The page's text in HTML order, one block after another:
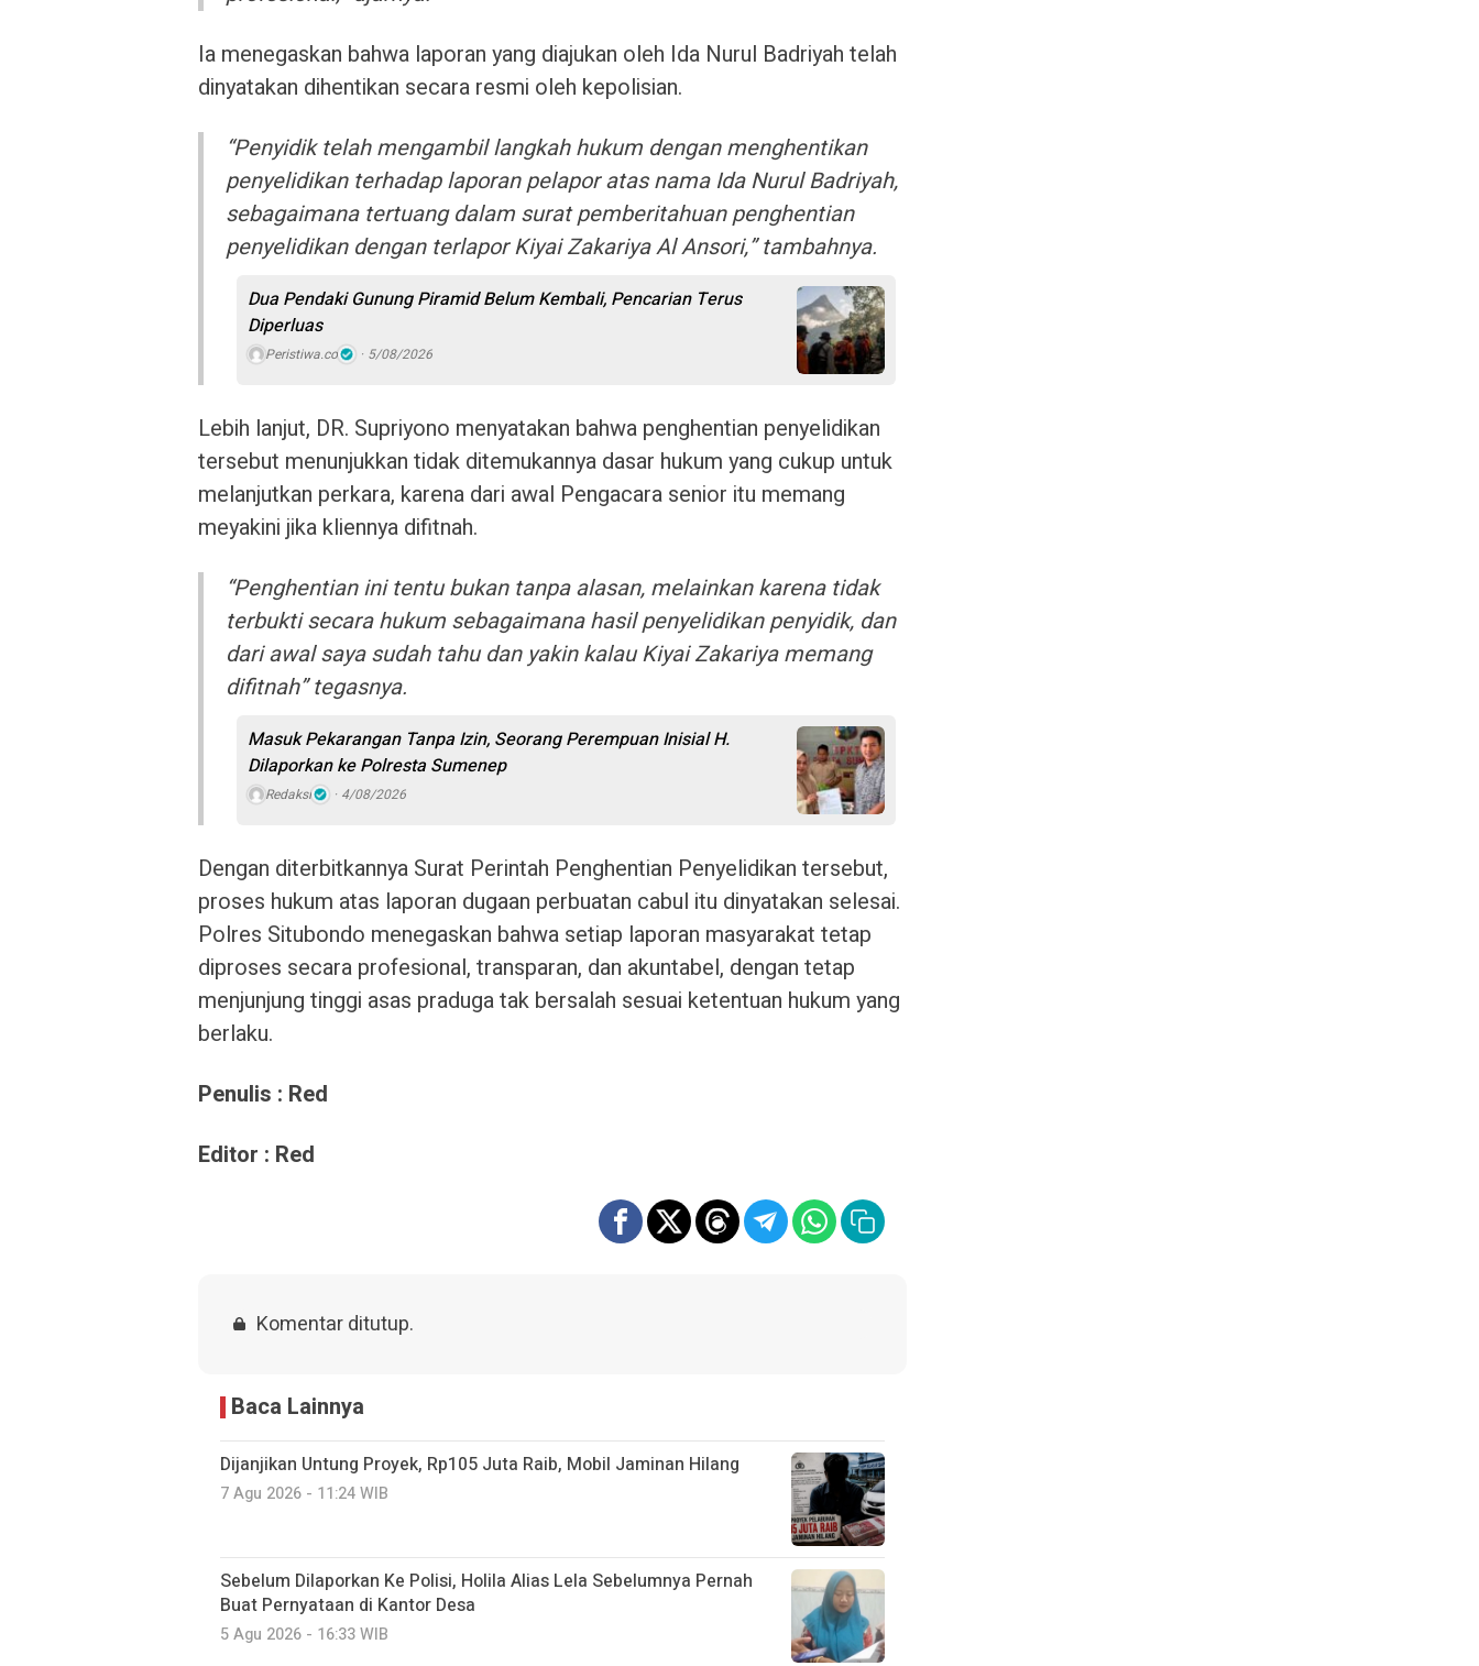
Ia menegaskan bahwa laporan yang diajukan oleh Ida Nurul Badriyah telah
dinyatakan dihentikan secara resmi oleh kepolisian.
“Penyidik telah mengambil langkah hukum dengan menghentikan
penyelidikan terhadap laporan pelapor atas nama Ida Nurul Badriyah,
sebagaimana tertuang dalam surat pemberitahuan penghentian
penyelidikan dengan terlapor Kiyai Zakariya Al Ansori,” tambahnya.
Dua Pendaki Gunung Piramid Belum Kembali, Pencarian Terus
Diperluas
Peristiwa.co 5/08/2026
Lebih lanjut, DR. Supriyono menyatakan bahwa penghentian penyelidikan
tersebut menunjukkan tidak ditemukannya dasar hukum yang cukup untuk
melanjutkan perkara, karena dari awal Pengacara senior itu memang
meyakini jika kliennya difitnah.
“Penghentian ini tentu bukan tanpa alasan, melainkan karena tidak
terbukti secara hukum sebagaimana hasil penyelidikan penyidik, dan
dari awal saya sudah tahu dan yakin kalau Kiyai Zakariya memang
difitnah” tegasnya.
Masuk Pekarangan Tanpa Izin, Seorang Perempuan Inisial H.
Dilaporkan ke Polresta Sumenep
Redaksi 4/08/2026
Dengan diterbitkannya Surat Perintah Penghentian Penyelidikan tersebut,
proses hukum atas laporan dugaan perbuatan cabul itu dinyatakan selesai.
Polres Situbondo menegaskan bahwa setiap laporan masyarakat tetap
diproses secara profesional, transparan, dan akuntabel, dengan tetap
menjunjung tinggi asas praduga tak bersalah sesuai ketentuan hukum yang
berlaku.
Penulis : Red
Editor : Red
Komentar ditutup.
Baca Lainnya
Dijanjikan Untung Proyek, Rp105 Juta Raib, Mobil Jaminan Hilang
7 Agu 2026 - 11:24 WIB
Sebelum Dilaporkan Ke Polisi, Holila Alias Lela Sebelumnya Pernah
Buat Pernyataan di Kantor Desa
5 Agu 2026 - 16:33 WIB